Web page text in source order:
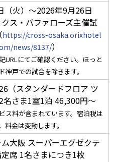
（火）～2026年9月26日
クス・バファローズ主催試
https://cross-osaka.orixhotel
news/8137/）
URLにてご確認ください。ほっと
神戸での試合を除きます。
（スタンダードフロア ツ
名さま1室1泊 46,300円～
ス料が含まれています。宿泊税は
料金は変動します。
ム大阪 スーパーエグゼクテ
席 1名さまにつき1枚